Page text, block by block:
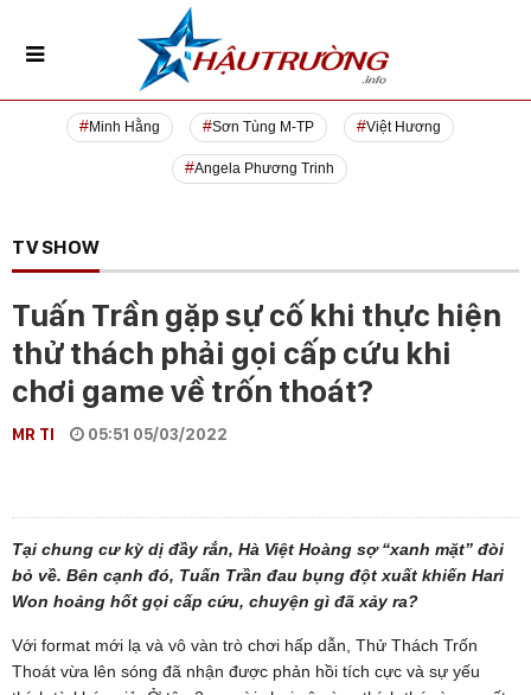
Minh Hằng Sơn Tùng M-TP Việt Hương
Angela Phương Trinh
TV SHOW
Tuấn Trần gặp sự cố khi thực hiện
thử thách phải gọi cấp cứu khi
chơi game về trốn thoát?
MR TI 05:51 05/03/2022
Tại chung cư kỳ dị đầy rắn, Hà Việt Hoàng sợ “xanh mặt” đòi
bỏ về. Bên cạnh đó, Tuấn Trần đau bụng đột xuất khiến Hari
Won hoảng hốt gọi cấp cứu, chuyện gì đã xảy ra?
Với format mới lạ và vô vàn trò chơi hấp dẫn, Thử Thách Trốn
Thoát vừa lên sóng đã nhận được phản hồi tích cực và sự yếu